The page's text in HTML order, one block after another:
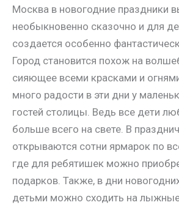
Москва в новогодние праздники
необыкновенно сказочно и для
создается особенно
Город становится похож на
сияющее всеми красками и
много радости в эти дни у
гостей столицы. Ведь все дети
больше всего на свете. В
открываются сотни ярмарок по
где для ребятишек можно
подарков. Также, в дни
детьми можно сходить на